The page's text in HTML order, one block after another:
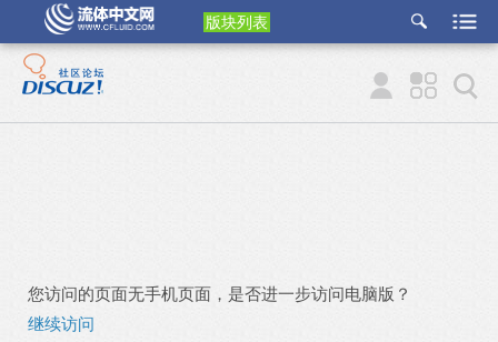
版块列表
etu
p
您访问的页面无手机页面，是否进一步访问电脑版？
继续访问